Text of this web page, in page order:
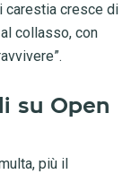
carestia cresce di
collasso, con
su Open
più il